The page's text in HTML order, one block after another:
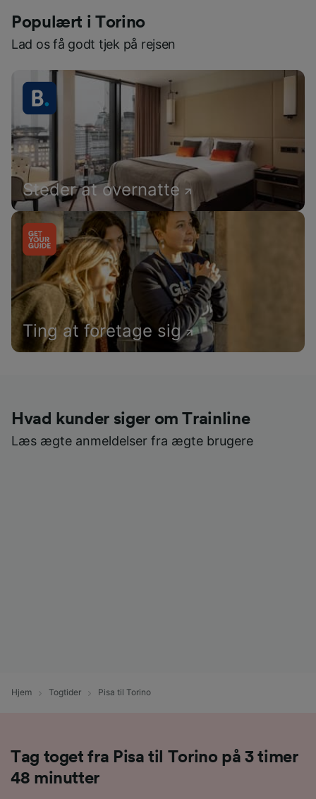
Populært i Torino
Lad os få godt tjek på rejsen
Steder at overnatte
Ting at foretage sig
Hvad kunder siger om Trainline
Læs ægte anmeldelser fra ægte brugere
Hjem Togtider Pisa til Torino
Tag toget fra Pisa til Torino på 3 timer
48 minutter